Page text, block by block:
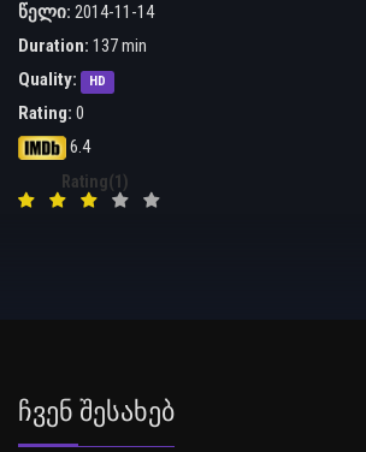
წელი: 2014-11-14
Duration: 137 min
Quality:
HD
Rating: 0
6.4
Rating(1)
Ჩვენ Შესახებ